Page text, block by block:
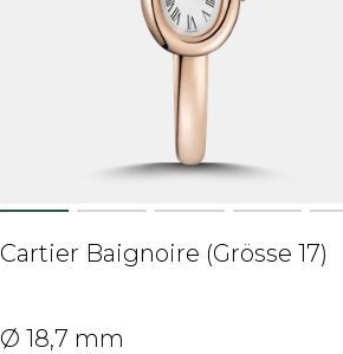
Cartier Baignoire (Grösse 17)
Ø 18,7 mm